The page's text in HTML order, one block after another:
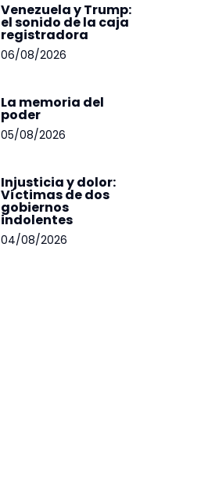
Venezuela y Trump:
el sonido de la caja
registradora
06/08/2026
La memoria del
poder
05/08/2026
Injusticia y dolor:
Víctimas de dos
gobiernos
indolentes
04/08/2026